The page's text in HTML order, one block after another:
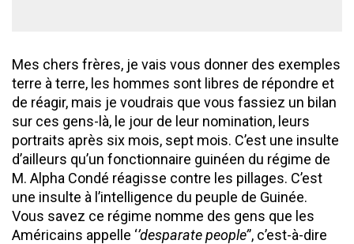
Mes chers frères, je vais vous donner des exemples
terre à terre, les hommes sont libres de répondre et
de réagir, mais je voudrais que vous fassiez un bilan
sur ces gens-là, le jour de leur nomination, leurs
portraits après six mois, sept mois. C’est une insulte
d’ailleurs qu’un fonctionnaire guinéen du régime de
M. Alpha Condé réagisse contre les pillages. C’est
une insulte à l’intelligence du peuple de Guinée.
Vous savez ce régime nomme des gens que les
Américains appelle ‘’desparate people’’, c’est-à-dire